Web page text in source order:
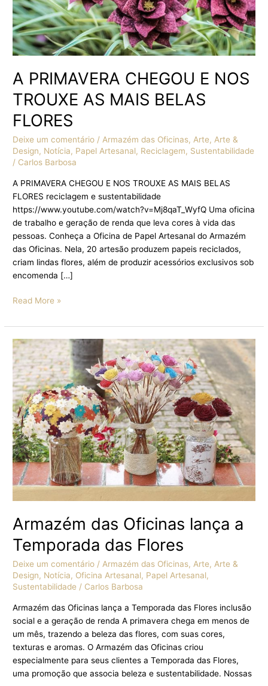
A PRIMAVERA CHEGOU E NOS
TROUXE AS MAIS BELAS
FLORES
Deixe um comentário /Armazém das Oficinas,Arte,Arte &
Design, Notícia, Papel Artesanal, Reciclagem, Sustentabilidade
/ Carlos Barbosa
A PRIMAVERA CHEGOU E NOS TROUXE AS MAIS BELAS
FLORES reciclagem e sustentabilidade
https://www.youtube.com/watch?v=Mj8qaT_WyfQ Uma oficina
de trabalho e geração de renda que leva cores à vida das
pessoas. Conheça a Oficina de Papel Artesanal do Armazém
das Oficinas. Nela, 20 artesão produzem papeis reciclados,
criam lindas flores, além de produzir acessórios exclusivos sob
encomenda […]
BELAS
FLORES
Read More »
Armazém das Oficinas lança a
Temporada das Flores
Deixe um comentário / Armazém das Oficinas, Arte, Arte &
Design, Notícia, Oficina Artesanal, Papel Artesanal,
Sustentabilidade / Carlos Barbosa
Armazém das Oficinas lança a Temporada das Flores inclusão
social e a geração de renda A primavera chega em menos de
um mês, trazendo a beleza das flores, com suas cores,
texturas e aromas. O Armazém das Oficinas criou
especialmente para seus clientes a Temporada das Flores,
uma promoção que associa beleza e sustentabilidade. Nossas
Armazém
das
Oficinas
lança
a
Temporada
das
Flores